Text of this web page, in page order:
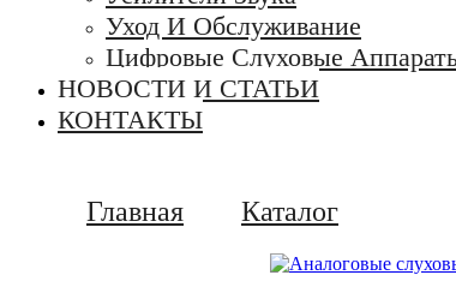
Уход И Обслуживание
Цифровые Слуховые
НОВОСТИ И СТАТЬИ
КОНТАКТЫ
Главная Каталог